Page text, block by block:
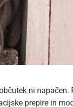
ni napačen.
prepire in